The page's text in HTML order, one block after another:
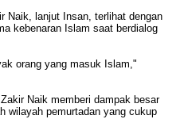
Naik, lanjut Insan, terlihat dengan
kebenaran Islam saat berdialog
orang yang masuk Islam,"
Naik memberi dampak besar
wilayah pemurtadan yang cukup